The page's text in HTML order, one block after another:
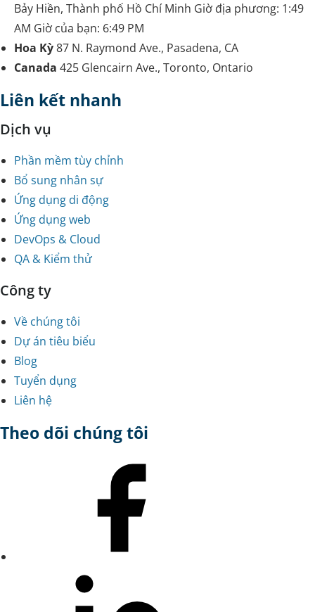
Bảy Hiền, Thành phố Hồ Chí Minh Giờ địa phương: 1:49
AM Giờ của bạn: 6:49 PM
Hoa Kỳ87 N. Raymond Ave., Pasadena, CA
Canada 425 Glencairn Ave., Toronto, Ontario
Liên kết nhanh
Dịch vụ
Phần mềm tùy chỉnh
Bổ sung nhân sự
Ứng dụng di động
Ứng dụng web
DevOps & Cloud
QA & Kiểm thử
Công ty
Về chúng tôi
Dự án tiêu biểu
Blog
Tuyển dụng
Liên hệ
Theo dõi chúng tôi